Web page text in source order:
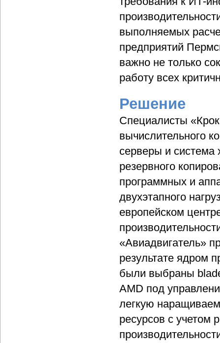
выполняемых
предприятий
важно не только
работу всех
Решение
Специалисты
вычислительного
серверы и система
резервного
программных и
двухэтапного
европейском
«Авиадвигатель»
результате ядром
были выбраны
AMD под
легкую
ресурсов с учетом